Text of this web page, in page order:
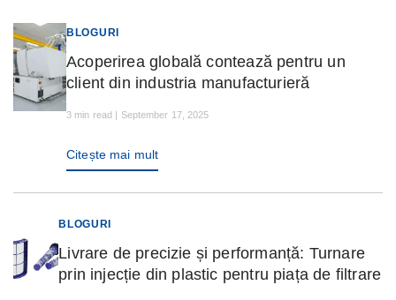
BLOGURI
Acoperirea globală contează pentru un
client din industria manufacturieră
3 min read | September 17, 2025
Citește mai mult
BLOGURI
Livrare de precizie și performanță: Turnare
prin injecție din plastic pentru piața de filtrare